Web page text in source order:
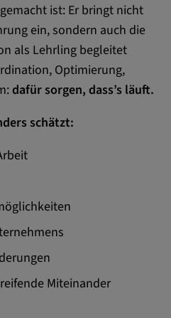
ist: Er bringt nicht
ein, sondern auch die
als Lehrling begleitet
Optimierung,
dafür sorgen, dass’s läuft.
schätzt:
Miteinander
yt.innertube::requests,
yt-remote-
yt-remote-device-id, yt-
period, yt-remote-session-
name, IDE,
LOGIN_INFO, PREF,
HSID, SSID, SID,
bandaid-host, yt-player-
doubleclick.net